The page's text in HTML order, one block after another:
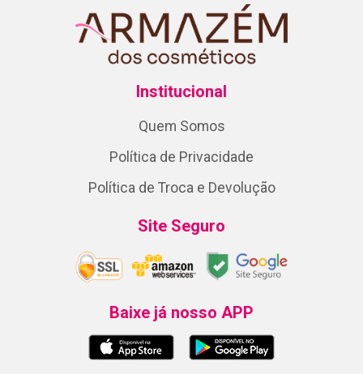
Institucional
Quem Somos
Política de Privacidade
Política de Troca e Devolução
Site Seguro
Baixe já nosso APP